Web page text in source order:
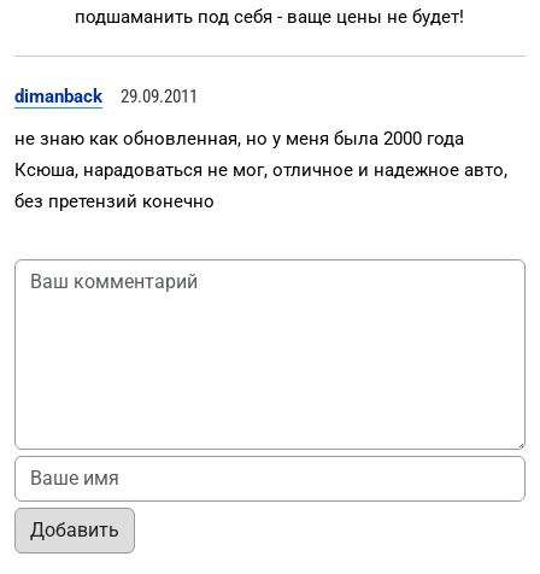
подшаманить под себя - ваще цены не будет!
dimanback
29.09.2011
не знаю как обновленная, но у меня была 2000 года
Ксюша, нарадоваться не мог, отличное и надежное авто,
без претензий конечно
Добавить